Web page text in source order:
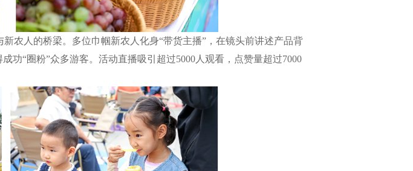
人的桥梁。多位巾帼新农人化身“带货主播”，在镜头前讲述产品背
功“圈粉”众多游客。活动直播吸引超过5000人观看，点赞量超过7000